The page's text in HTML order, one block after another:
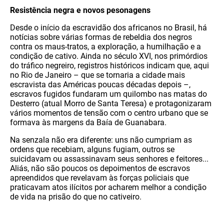
Resistência negra e novos pesonagens
Desde o início da escravidão dos africanos no Brasil, há
notícias sobre várias formas de rebeldia dos negros
contra os maus-tratos, a exploração, a humilhação e a
condição de cativo. Ainda no século XVI, nos primórdios
do tráfico negreiro, registros históricos indicam que, aqui
no Rio de Janeiro – que se tornaria a cidade mais
escravista das Américas poucas décadas depois –,
escravos fugidos fundaram um quilombo nas matas do
Desterro (atual Morro de Santa Teresa) e protagonizaram
vários momentos de tensão com o centro urbano que se
formava às margens da Baía de Guanabara.
Na senzala não era diferente: uns não cumpriam as
ordens que recebiam, alguns fugiam, outros se
suicidavam ou assassinavam seus senhores e feitores...
Aliás, não são poucos os depoimentos de escravos
apreendidos que revelavam às forças policiais que
praticavam atos ilícitos por acharem melhor a condição
de vida na prisão do que no cativeiro.